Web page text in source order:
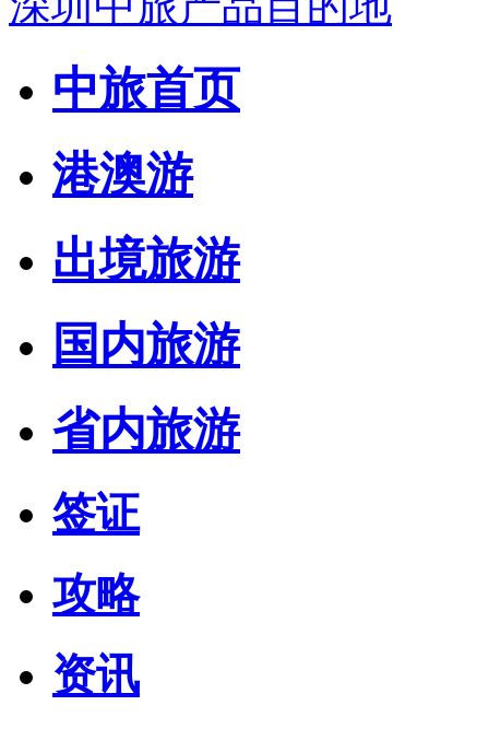
中旅首页
港澳游
出境旅游
国内旅游
省内旅游
签证
攻略
资讯